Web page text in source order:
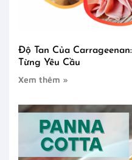
Độ Tan Của
Từng Yêu Cầu
Xem thêm »